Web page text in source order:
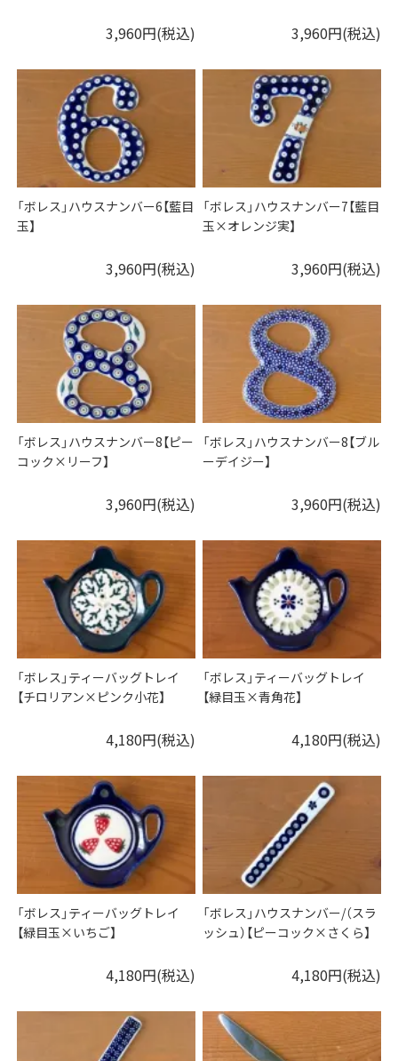
3,960円(税込) 3,960円(税込)
「ボレス」ハウスナンバー6【藍目
玉】
3,960円(税込)
「ボレス」ハウスナンバー7【藍目
玉×オレンジ実】
3,960円(税込)
「ボレス」ハウスナンバー8【ピー
コック×リーフ】
3,960円(税込)
「ボレス」ハウスナンバー8【ブル
ーデイジー】
3,960円(税込)
「ボレス」ティーバッグトレイ
【チロリアン×ピンク小花】
4,180円(税込)
「ボレス」ティーバッグトレイ
【緑目玉×青角花】
4,180円(税込)
「ボレス」ティーバッグトレイ
【緑目玉×いちご】
4,180円(税込)
「ボレス」ハウスナンバー/（スラ
ッシュ）【ピーコック×さくら】
4,180円(税込)